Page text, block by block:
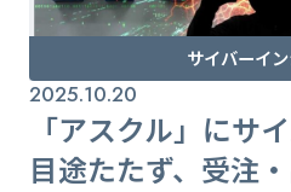
サイバーイ
2025.10.20
「アスクル」に
目途たたず、受注